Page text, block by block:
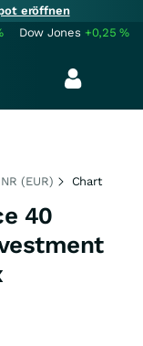
eröffnen
Dow Jones +0,25%
(EUR)
Chart
40